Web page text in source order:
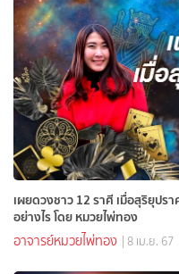
เผยดวงชาว 12 ราศี เมื่อสุริยุปร
อย่างไร โดย หมวยไพ่ทอง
อาจารย์หมวยไพ่ทอง | 8 เม.ย. 67